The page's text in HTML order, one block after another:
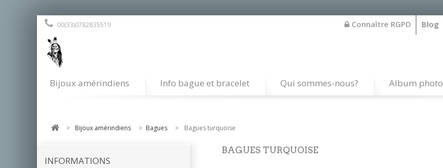
00(33)0782835519 Blog
Connaître RGPD
Bijoux amérindiens Info bague et bracelet Qui sommes-nous? Album photo
> Bijoux amérindiens > Bagues > Bagues turquoise
INFORMATIONS
BAGUES TURQUOISE